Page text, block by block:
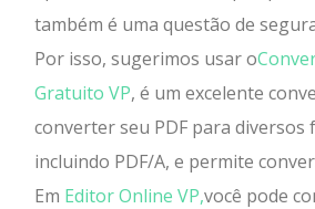
também é uma questão de
Por isso, sugerimos usar o
Gratuito VP, é um excelente
converter seu PDF para diversos
incluindo PDF/A, e permite
Em Editor Online VP,você pode